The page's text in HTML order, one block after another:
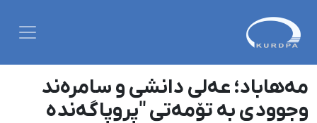
مەهاباد؛ عەلی دانشی و سامرەند
وجوودی بە تۆمەتی "پڕوپاگەندە